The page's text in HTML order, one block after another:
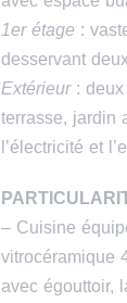
1er étage :
desservant
Extérieur: deux
terrasse, jardin
l’électricité et
– Cuisine
vitrocéramique
avec égouttoir,